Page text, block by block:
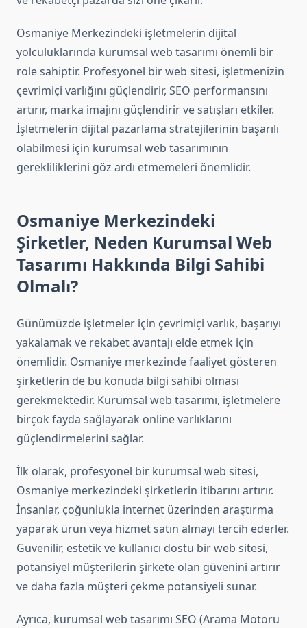
Osmaniye Merkezindeki işletmelerin dijital
yolculuklarında kurumsal web tasarımı önemli bir
role sahiptir. Profesyonel bir web sitesi, işletmenizin
çevrimiçi varlığını güçlendirir, SEO performansını
artırır, marka imajını güçlendirir ve satışları etkiler.
İşletmelerin dijital pazarlama stratejilerinin başarılı
olabilmesi için kurumsal web tasarımının
gerekliliklerini göz ardı etmemeleri önemlidir.
Osmaniye Merkezindeki
Şirketler, Neden Kurumsal Web
Tasarımı Hakkında Bilgi Sahibi
Olmalı?
Günümüzde işletmeler için çevrimiçi varlık, başarıyı
yakalamak ve rekabet avantajı elde etmek için
önemlidir. Osmaniye merkezinde faaliyet gösteren
şirketlerin de bu konuda bilgi sahibi olması
gerekmektedir. Kurumsal web tasarımı, işletmelere
birçok fayda sağlayarak online varlıklarını
güçlendirmelerini sağlar.
İlk olarak, profesyonel bir kurumsal web sitesi,
Osmaniye merkezindeki şirketlerin itibarını artırır.
İnsanlar, çoğunlukla internet üzerinden araştırma
yaparak ürün veya hizmet satın almayı tercih ederler.
Güvenilir, estetik ve kullanıcı dostu bir web sitesi,
potansiyel müşterilerin şirkete olan güvenini artırır
ve daha fazla müşteri çekme potansiyeli sunar.
Ayrıca, kurumsal web tasarımı SEO (Arama Motoru